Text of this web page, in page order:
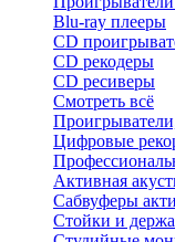
Blu-ray плееры
CD
CD рекодеры
CD ресиверы
Смотреть всё
Цифровые
Активная
Сабвуферы
Стойки и